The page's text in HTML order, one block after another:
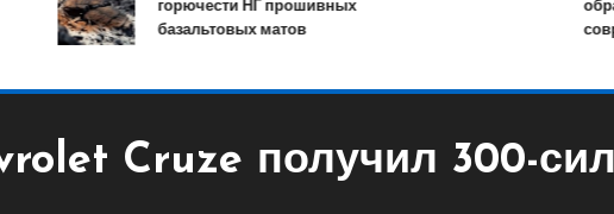
горючести НГ прошивных
базальтовых матов
Cruze получил 300-